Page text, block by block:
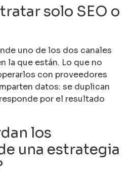
solo SEO o
uno de los dos canales
la que están. Lo que no
con proveedores
datos: se duplican
por el resultado
los
una estrategia